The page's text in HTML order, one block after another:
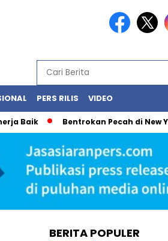
PERS RILIS VIDEO
Bentrokan Pecah di New York
BERITA POPULER